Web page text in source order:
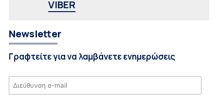
VIBER
Newsletter
Γραφτείτε για να λαμβάνετε ενημερώσεις